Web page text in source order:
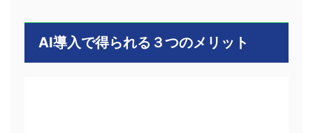
AI導入で得られる３つのメリット